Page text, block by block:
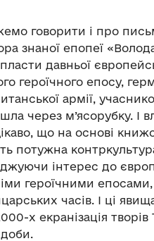
говорити і про
знаної епопеї
давньої
героїчного епосу,
армії,
через м’ясорубку. І
що на основі
потужна
інтерес до
героїчними
часів. І ці
х екранізація творів